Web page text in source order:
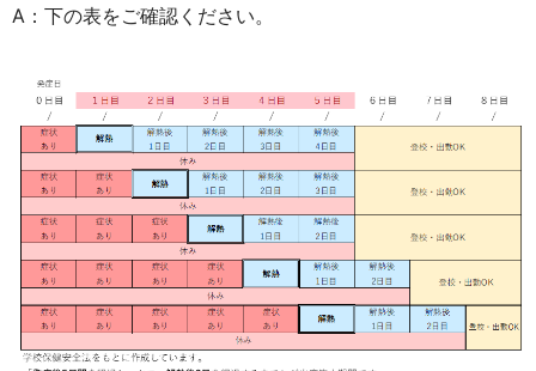
A：下の表をご確認ください。